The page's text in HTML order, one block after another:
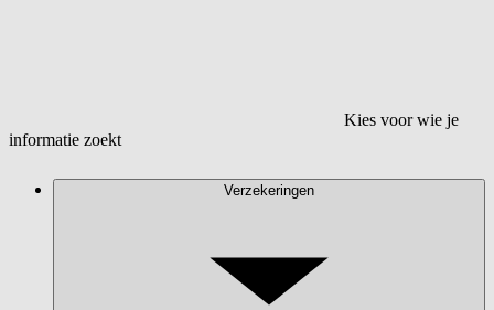
Kies voor wie je
informatie zoekt
Verzekeringen